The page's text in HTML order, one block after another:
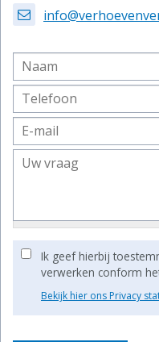
Ik geef hierbij
verwerken conform
Bekijk hier ons Privacy